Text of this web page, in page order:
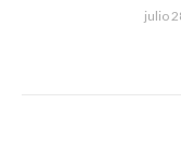
julio